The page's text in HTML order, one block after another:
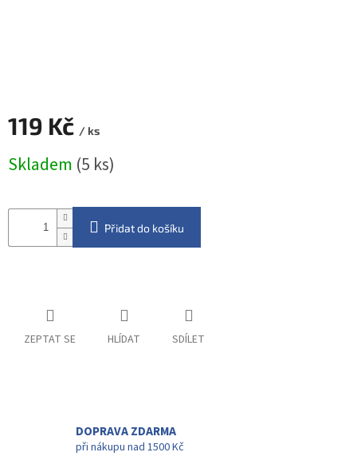
119 Kč / ks
cena:
Skladem (5 ks)
Přidat do košíku
ZEPTAT SE HLÍDAT SDÍLET
DOPRAVA ZDARMA
při nákupu nad 1500 Kč